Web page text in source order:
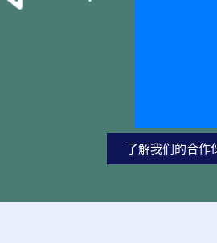
了解我们的合作